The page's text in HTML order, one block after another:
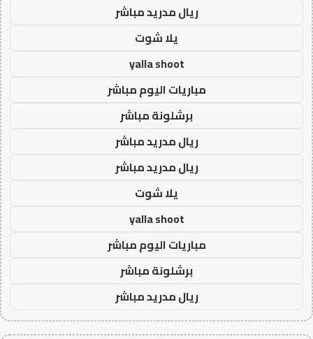
ريال مدريد مباشر
يلا شوت
yalla shoot
مباريات اليوم مباشر
برشلونة مباشر
ريال مدريد مباشر
ريال مدريد مباشر
يلا شوت
yalla shoot
مباريات اليوم مباشر
برشلونة مباشر
ريال مدريد مباشر